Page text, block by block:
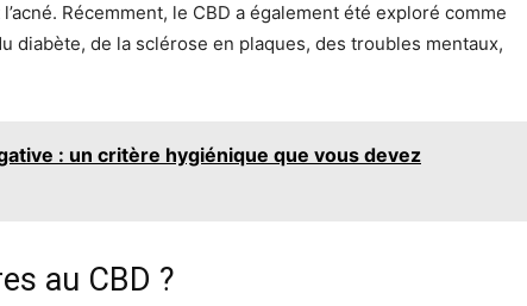
Récemment, le CBD a également été exploré comme
diabète, de la sclérose en plaques, des troubles mentaux,
: un critère hygiénique que vous devez
au CBD ?